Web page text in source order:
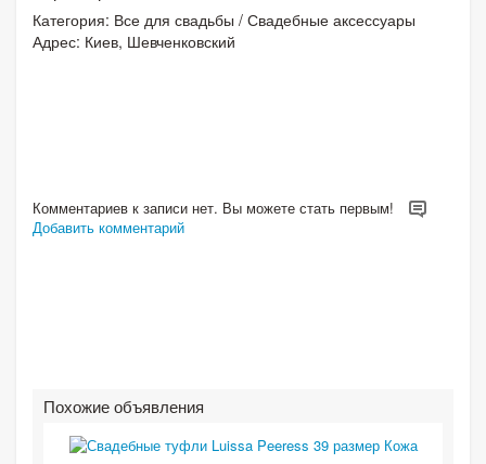
Категория: Все для свадьбы / Свадебные аксессуары
Адрес: Киев, Шевченковский
Комментариев к записи нет. Вы можете стать первым!
Добавить комментарий
Похожие объявления